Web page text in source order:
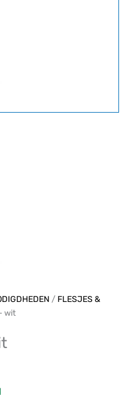
/ FLESJES &
wit